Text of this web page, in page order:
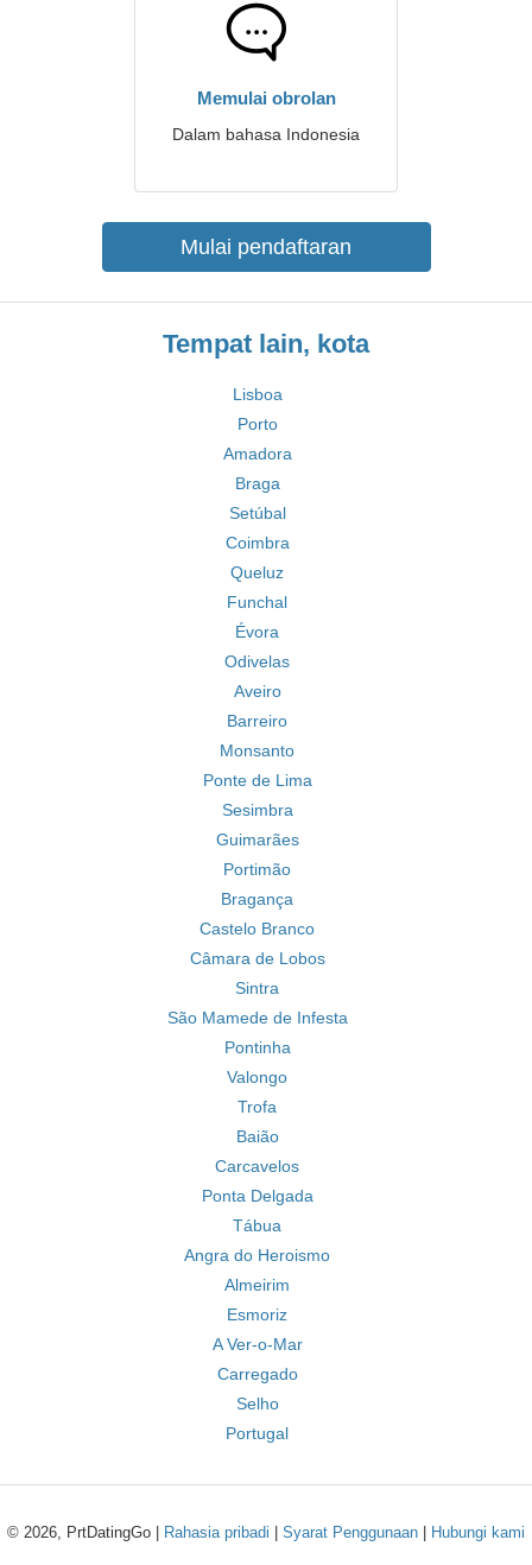
Memulai obrolan
Dalam bahasa Indonesia
Mulai pendaftaran
Tempat lain, kota
Lisboa
Porto
Amadora
Braga
Setúbal
Coimbra
Queluz
Funchal
Évora
Odivelas
Aveiro
Barreiro
Monsanto
Ponte de Lima
Sesimbra
Guimarães
Portimão
Bragança
Castelo Branco
Câmara de Lobos
Sintra
São Mamede de Infesta
Pontinha
Valongo
Trofa
Baião
Carcavelos
Ponta Delgada
Tábua
Angra do Heroismo
Almeirim
Esmoriz
A Ver-o-Mar
Carregado
Selho
Portugal
© 2026, PrtDatingGo | Rahasia pribadi Syarat Penggunaan Hubungi kami